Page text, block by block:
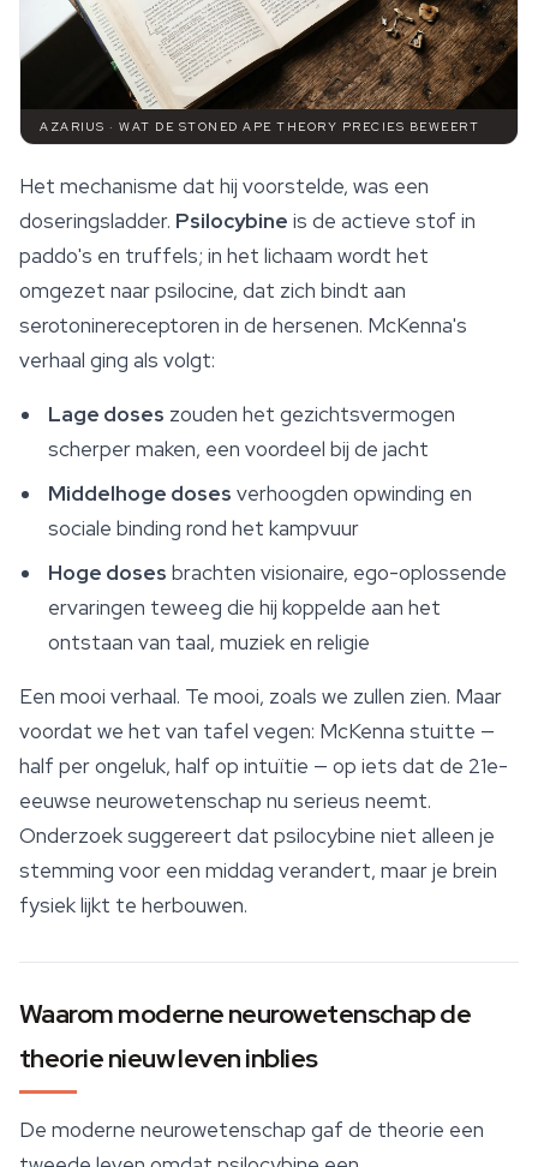
AZARIUS · WAT DE STONED APE THEORY PRECIES BEWEERT
Het mechanisme dat hij voorstelde, was een
doseringsladder. Psilocybine is de actieve stof in
paddo's en truffels; in het lichaam wordt het
omgezet naar psilocine, dat zich bindt aan
serotoninereceptoren in de hersenen. McKenna's
verhaal ging als volgt:
Lage doses zouden het gezichtsvermogen
scherper maken, een voordeel bij de jacht
Middelhoge doses verhoogden opwinding en
sociale binding rond het kampvuur
Hoge doses brachten visionaire, ego-oplossende
ervaringen teweeg die hij koppelde aan het
ontstaan van taal, muziek en religie
Een mooi verhaal. Te mooi, zoals we zullen zien. Maar
voordat we het van tafel vegen: McKenna stuitte —
half per ongeluk, half op intuïtie — op iets dat de 21e-
eeuwse neurowetenschap nu serieus neemt.
Onderzoek suggereert dat psilocybine niet alleen je
stemming voor een middag verandert, maar je brein
fysiek lijkt te herbouwen.
Waarom moderne neurowetenschap de
theorie nieuw leven inblies
De moderne neurowetenschap gaf de theorie een